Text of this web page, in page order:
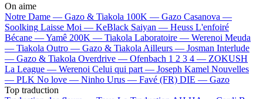
On aime
Notre Dame — Gazo & Tiakola 100K — Gazo Casanova —
Soolking Laisse Moi — KeBlack Saiyan — Heuss L'enfoiré
Bécane —Yamê 200K — Tiakola Laboratoire — Werenoi Meuda
— Tiakola Outro — Gazo & Tiakola Ailleurs — Josman Interlude
— Gazo & Tiakola Overdrive — Ofenbach 1 2 3 4 — ZOKUSH
La League — Werenoi Celui qui part — Joseph Kamel Nouvelles
— PLK No love — Ninho Urus — Favé (FR) DIE — Gazo
Top traduction